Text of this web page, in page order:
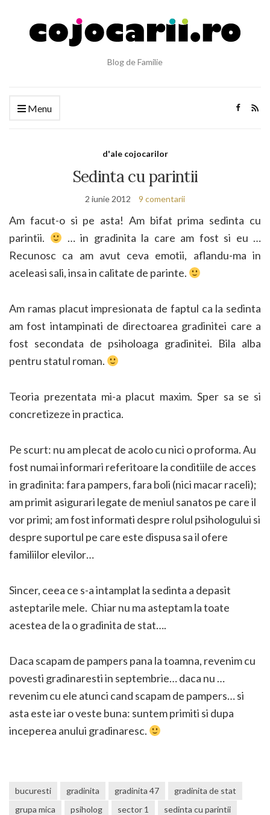
Blog de Familie
Menu
d'ale cojocarilor
Sedinta cu parintii
2 iunie 2012 9 comentarii
Am facut-o si pe asta! Am bifat prima sedinta cu
parintii.
… in gradinita la care am fost si eu …
Recunosc ca am avut ceva emotii, aflandu-ma in
aceleasi sali, insa in calitate de parinte.
Am ramas placut impresionata de faptul ca la sedinta
am fost intampinati de directoarea gradinitei care a
fost secondata de psiholoaga gradinitei. Bila alba
pentru statul roman.
Teoria prezentata mi-a placut maxim. Sper sa se si
concretizeze in practica.
Pe scurt: nu am plecat de acolo cu nici o proforma. Au
fost numai informari referitoare la conditiile de acces
in gradinita: fara pampers, fara boli (nici macar raceli);
am primit asigurari legate de meniul sanatos pe care il
vor primi; am fost informati despre rolul psihologului si
despre suportul pe care este dispusa sa il ofere
familiilor elevilor…
Sincer, ceea ce s-a intamplat la sedinta a depasit
asteptarile mele. Chiar nu ma asteptam la toate
acestea de la o gradinita de stat….
Daca scapam de pampers pana la toamna, revenim cu
povesti gradinaresti in septembrie… daca nu …
revenim cu ele atunci cand scapam de pampers… si
asta este iar o veste buna: suntem primiti si dupa
inceperea anului gradinaresc.
bucuresti gradinita gradinita 47
gradinita de stat
grupa mica
psiholog sector 1 sedinta cu parintii